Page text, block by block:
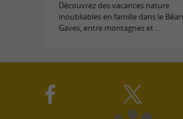
Découvrez des vacances nature
inoubliables en famille dans le
Gaves, entre montagnes et ...